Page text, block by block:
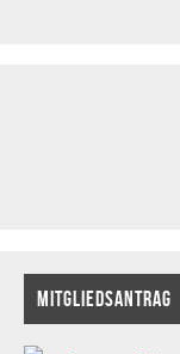
MITGLIEDSANTRAG